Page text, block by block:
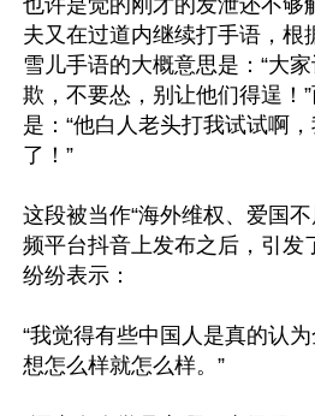
也许是觉的刚才的发泄还不够
夫又在过道内继续打手语，根
雪儿手语的大概意思是：“大
欺，不要怂，别让他们得逞！
是：“他白人老头打我试试啊
了！”
这段被当作“海外维权、爱国
频平台抖音上发布之后，引发
纷纷表示：
“我觉得有些中国人是真的认
想怎么样就怎么样。”